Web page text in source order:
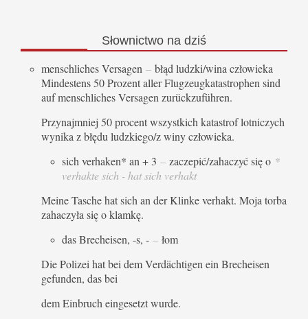
Słownictwo na dziś
menschliches Versagen – błąd ludzki/wina człowieka
Mindestens 50 Prozent aller Flugzeugkatastrophen sind
auf menschliches Versagen zurückzuführen.
Przynajmniej 50 procent wszystkich katastrof lotniczych
wynika z błędu ludzkiego/z winy człowieka.
sich verhaken* an + 3 – zaczepić/zahaczyć się o *
verhakte sich - hat sich verhakt
Meine Tasche hat sich an der Klinke verhakt. Moja torba
zahaczyła się o klamkę.
das Brecheisen, -s, - – łom
Die Polizei hat bei dem Verdächtigen ein Brecheisen
gefunden, das bei
dem Einbruch eingesetzt wurde.